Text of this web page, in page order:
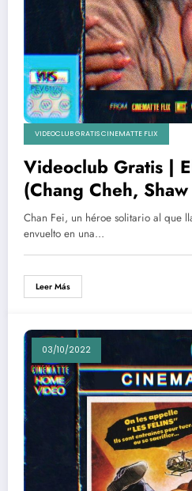
VIDEOCLUB GRATIS CINEMATTE FLIX
Videoclub Gratis |
(Chang Cheh,
Chan Fei, un héroe solitario al que
envuelto en una…
Leer Más
03/10/2022